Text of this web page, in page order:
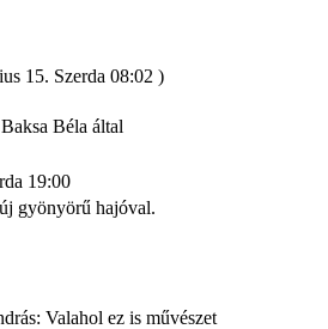
15. Szerda 08:02 )
Béla által
19:00
gyönyörű hajóval.
Valahol ez is művészet